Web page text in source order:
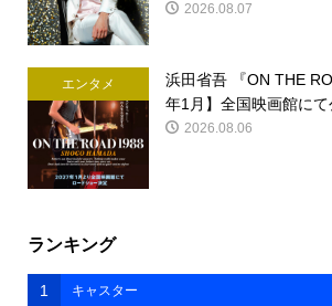
2026.08.07
エンタメ
浜田省吾 『ON THE
年1月】全国映画館に
2026.08.06
ランキング
1 キャスター